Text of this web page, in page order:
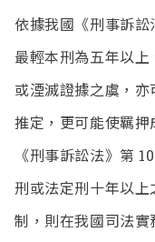
依據我國《刑事訴訟
最輕本刑為五年以
或湮滅證據之虞，
推定，更可能使羈
《刑事訴訟法》第
刑或法定刑十年以
制，則在我國司法